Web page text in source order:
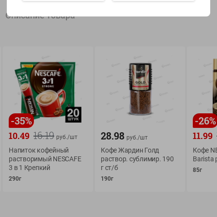
О сервисе
Оплата
Условия доставки
Возврат товара
Оформление заказа
Приемка товара
Мой Green
История покупок
Обратная связь
Приложение Green c
доставкой и
Описание товара
-35%
16.19
10.49 руб./шт
Напиток кофейный
растворимый NESCAFЕ
3 в 1 Крепкий
290г
28.98 руб./шт
Кофе Жардин Голд
раствор. сублимир. 190
г ст/б
190г
-26%
11.99
Кофе
Barista
85г